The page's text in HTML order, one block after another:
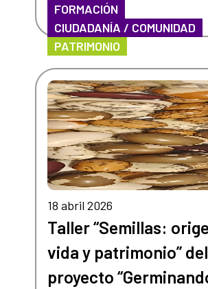
“Germinando nuestro
barrio”
FORMACIÓN
CIUDADANÍA / COMUNIDAD
PATRIMONIO
18 abril 2026
Taller “Semillas:
vida y patrimonio” del
proyecto